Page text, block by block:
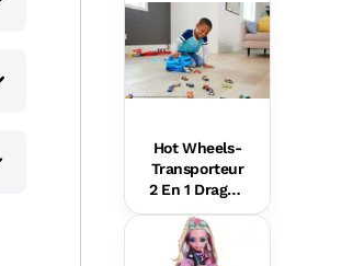
Éveil
Hot Wheels-
Transporteur
2 En 1 Dragon
s Hot Wheels
City